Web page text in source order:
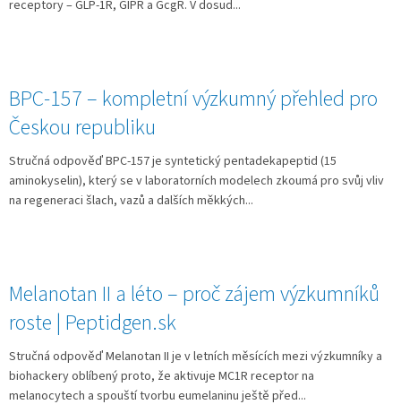
receptory – GLP-1R, GIPR a GcgR. V dosud...
BPC-157 – kompletní výzkumný přehled pro
Českou republiku
Stručná odpověď BPC-157 je syntetický pentadekapeptid (15
aminokyselin), který se v laboratorních modelech zkoumá pro svůj vliv
na regeneraci šlach, vazů a dalších měkkých...
Melanotan II a léto – proč zájem výzkumníků
roste | Peptidgen.sk
Stručná odpověď Melanotan II je v letních měsících mezi výzkumníky a
biohackery oblíbený proto, že aktivuje MC1R receptor na
melanocytech a spouští tvorbu eumelaninu ještě před...